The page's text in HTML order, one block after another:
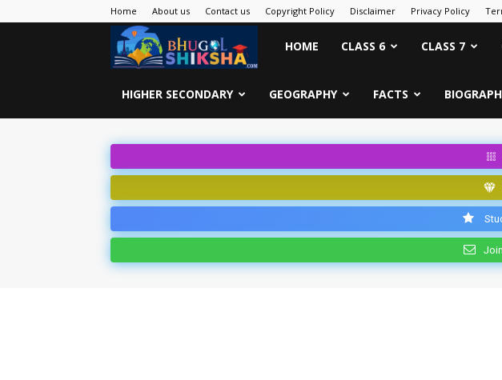
Home About us Contact us Copyright Policy Disclaimer Privacy Policy
Bhugol
Shiksha
HOME CLASS 6 CLASS 7
HIGHER SECONDARY GEOGRAPHY FACTS